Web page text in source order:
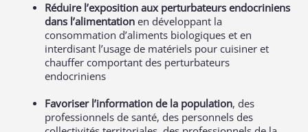
Réduire l’exposition aux perturbateurs endocriniens
dans l’alimentation en développant la
consommation d’aliments biologiques et en
interdisant l’usage de matériels pour cuisiner et
chauffer comportant des perturbateurs
endocriniens
Favoriser l’information de la population, des
professionnels de santé, des personnels des